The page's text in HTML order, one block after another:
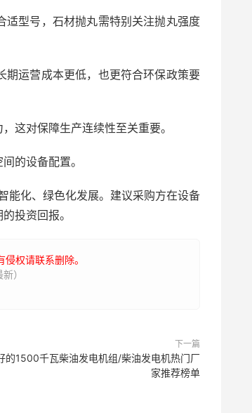
适型号，石材抛丸需特别关注抛丸强度
期运营成本更低，也更符合环保政策要
这对保障生产连续性至关重要。
的设备配置。
能化、绿色化发展。建议采购方在设备
投资回报。
权请联系删除。
）
下一篇
的1500千瓦柴油发电机组/柴油发电机热门厂
家推荐榜单